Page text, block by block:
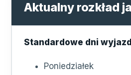
Aktualny rozkład
Standardowe dni
Poniedziałek